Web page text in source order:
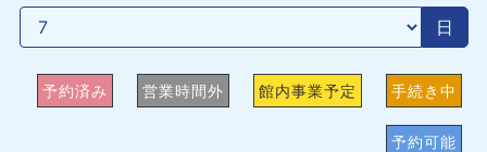
日
予約済み 営業時間外 館内事業予定 手続き中
予約可能